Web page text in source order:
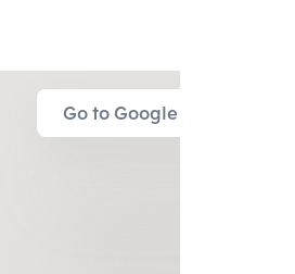
Go to Google Map